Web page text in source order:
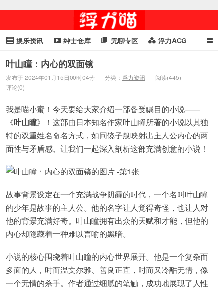
娱乐资讯 绅士仓库 无聊专区 浮力ACG
浮力GIF 明星头条 浮力资讯
cosplay
叶山瞳：内心的双面镜
发布于 2024年01月15日00时04分 分类： 浮力资讯
阅读(445)
评论(0)
我是喵小蜜！今天要给大家介绍一部备受瞩目的小说——
《叶山瞳》！这部由日本知名作家叶山瞳所著的小说以其独
特的双重姓名命名方式，如同镜子般映射出主人公内心的两
面性与矛盾感。让我们一起深入剖析这部充满创意的小说！
故事背景设定在一个充满战争阴霾的时代，一个名叫叶山瞳
的少年是故事的主人公。他的名字让人觉得奇怪，也让人对
他的背景充满好奇。叶山瞳拥有出众的天赋和才能，但他的
内心却隐藏着一种难以言喻的黑暗。
小说的核心围绕着叶山瞳的内心世界展开。他是一个复杂而
多面的人，时而温文尔雅、善良正直，时而又冷酷无情，像
一个无情的杀手。作者通过细腻的笔触，成功地展现了人性